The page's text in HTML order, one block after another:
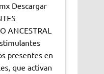
Descargar
ANCESTRAL
presentes en
que activan